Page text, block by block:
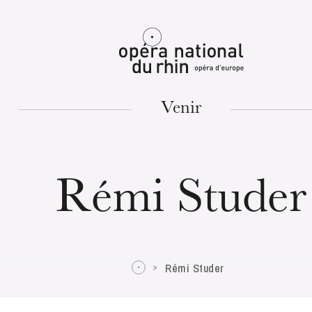
Mulhouse
18
Venir
Rémi Studer
Rémi Studer